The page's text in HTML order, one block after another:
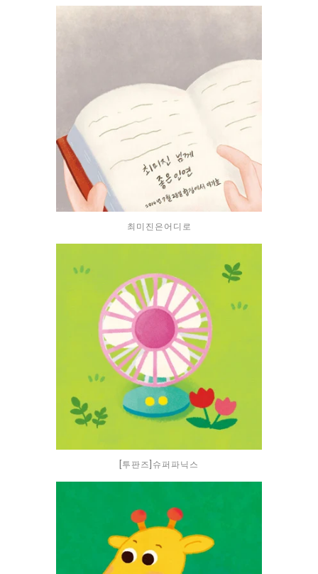
최미진은어디로
[투판즈]슈퍼파닉스